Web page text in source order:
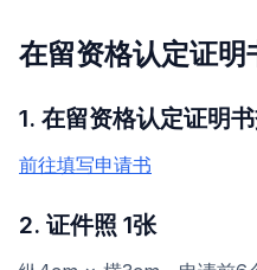
在留资格认定证明
1. 在留资格认定证明
前往填写申请书
2. 证件照 1张